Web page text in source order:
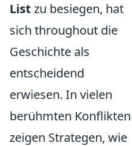
List zu besiegen, hat
sich throughout die
Geschichte als
entscheidend
erwiesen. In vielen
berühmten Konflikten
zeigen Strategen, wie